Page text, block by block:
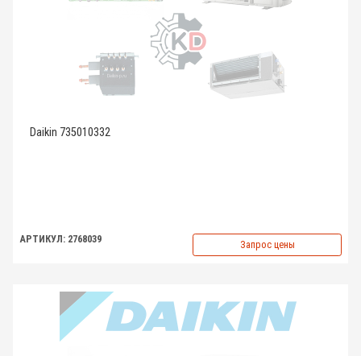
Daikin 735010332
АРТИКУЛ: 2768039 Запрос цены